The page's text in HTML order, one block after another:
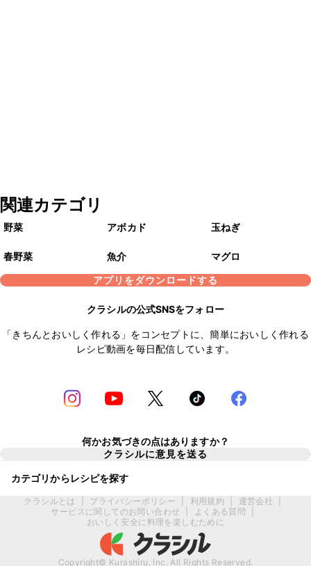
関連カテゴリ
野菜 アボカド 玉ねぎ
春野菜 魚介
マグロ
アプリをダウンロードする
クラシルの公式SNSをフォロー
「きちんとおいしく作れる」をコンセプトに、簡単においしく作れる
レシピ動画を毎日配信しています。
何かお気づきの点はありますか？
クラシルに意見を送る
カテゴリからレシピを探す
クラシルとは プライバシーポリシー 利用規約 運営会社
サービスに関してのお問い合わせ
よくある質問
おいしく安全に料理を楽しむために
Copyright© Kurashiru, Inc. All Rights Reserved.